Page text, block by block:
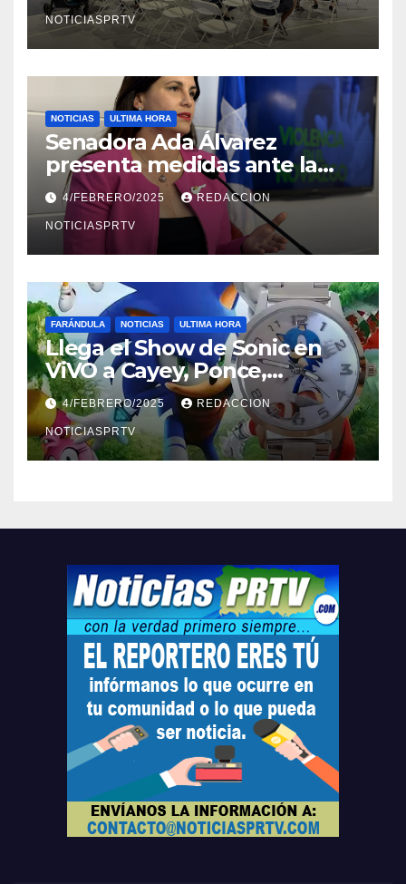
NOTICIASPRTV
NOTICIAS ULTIMA HORA
Senadora Ada Álvarez
presenta medidas ante la
violencia en el noviazgo
4/FEBRERO/2025 REDACCION
NOTICIASPRTV
FARÁNDULA NOTICIAS ULTIMA HORA
Llega el Show de Sonic en
ViVO a Cayey, Ponce,
Barceloneta y Humacao,
Relojes gratis para el que
compre ahora….
4/FEBRERO/2025 REDACCION
NOTICIASPRTV